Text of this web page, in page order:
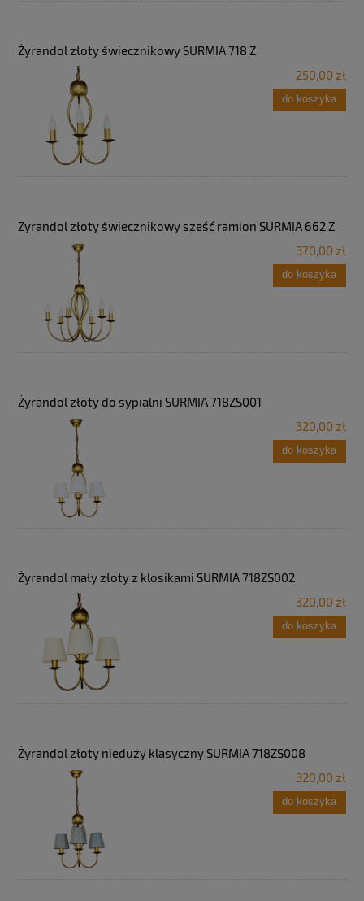
Żyrandol złoty świecznikowy SURMIA 718 Z
250,00 zł
do koszyka
Żyrandol złoty świecznikowy sześć ramion SURMIA 662 Z
370,00 zł
do koszyka
Żyrandol złoty do sypialni SURMIA 718ZS001
320,00 zł
do koszyka
Żyrandol mały złoty z klosikami SURMIA 718ZS002
320,00 zł
do koszyka
Żyrandol złoty nieduży klasyczny SURMIA 718ZS008
320,00 zł
do koszyka